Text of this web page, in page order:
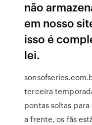
não
em nosso
isso é
lei.
terceira
pontas soltas
a frente, os fãs